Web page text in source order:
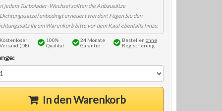
(DE)
100%
Qualität
24 Monate
Garantie
Bestellen ohne
Registrierung
In den Warenkorb